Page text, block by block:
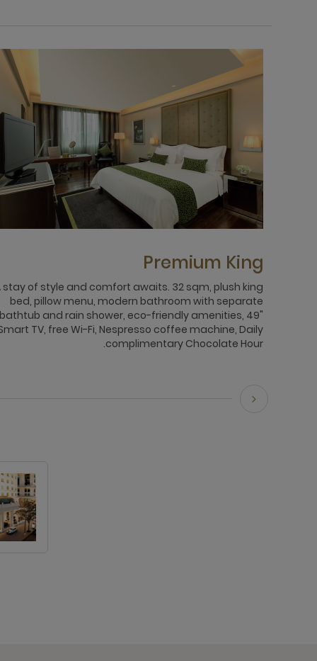
Premium King
stay of style and comfort awaits. 32 sqm, plush king
bed, pillow menu, modern bathroom with separate
bathtub and rain shower, eco-friendly amenities, 49"
TV, free Wi-Fi, Nespresso coffee machine, Daily
complimentary Chocolate Hour.